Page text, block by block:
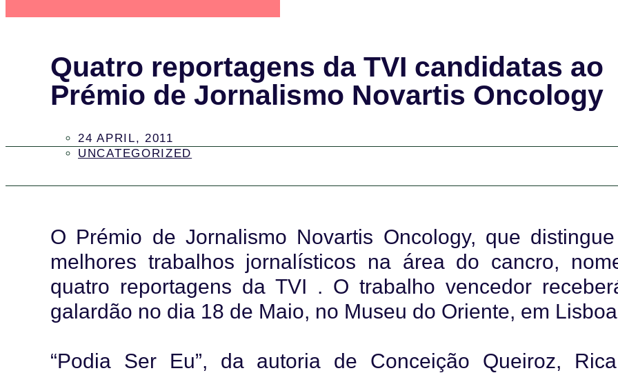
Quatro reportagens da TVI candidatas ao
Prémio de Jornalismo Novartis Oncology
24 APRIL, 2011
UNCATEGORIZED
O Prémio de Jornalismo Novartis Oncology, que
melhores trabalhos jornalísticos na área do cancro,
quatro reportagens da TVI . O trabalho vencedor
galardão no dia 18 de Maio, no Museu do Oriente, em
“Podia Ser Eu”, da autoria de Conceição Queiroz,